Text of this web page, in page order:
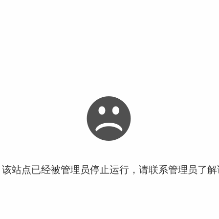
站点已经被管理员停止运行，请联系管理员了